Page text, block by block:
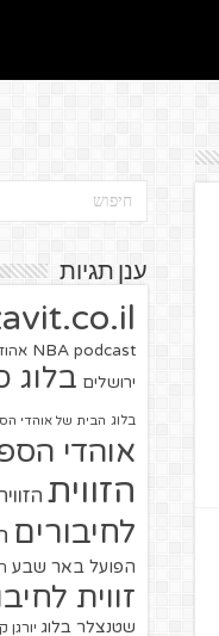
ענן תגיות
NBA podcast
ירושלים בלוג
בלוג הבית של אוהדי
אוהדי
הזווית
לחיבורים
הפועל באר שבע
זווית
שטנצלר בלוג יורגן